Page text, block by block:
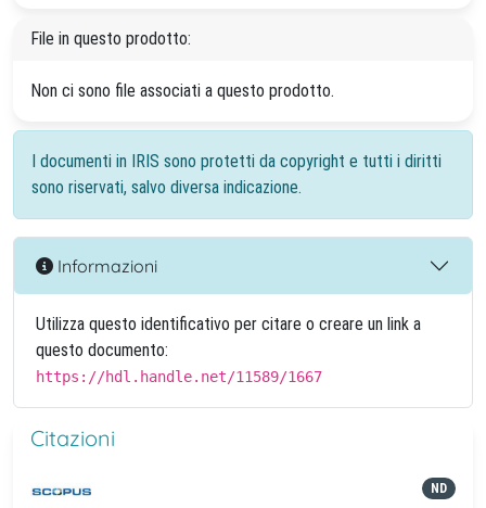
File in questo prodotto:
Non ci sono file associati a questo prodotto.
I documenti in IRIS sono protetti da copyright e tutti i diritti
sono riservati, salvo diversa indicazione.
Informazioni
Utilizza questo identificativo per citare o creare un link a
questo documento:
https://hdl.handle.net/11589/1667
Citazioni
ND